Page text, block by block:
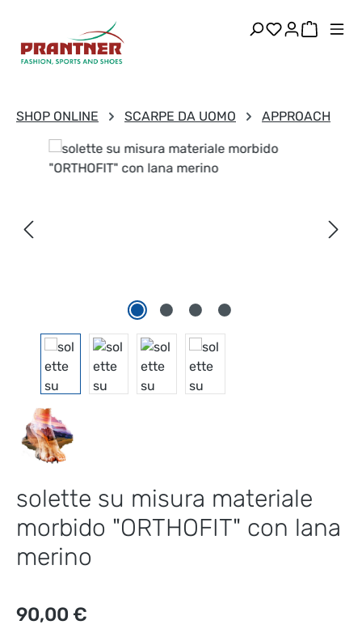
Passa al contenuto principale
Hai 0Il
SHOP ONLINE SCARPE DA UOMO APPROACH
Salta la galleria di immagini
solette su misura materiale
morbido "ORTHOFIT" con lana
merino
Prezzo normale:
90,00 €